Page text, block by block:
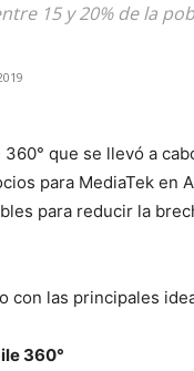
15 y 20% de la
que se llevó a
para MediaTek en
para reducir la
con las principales
360°